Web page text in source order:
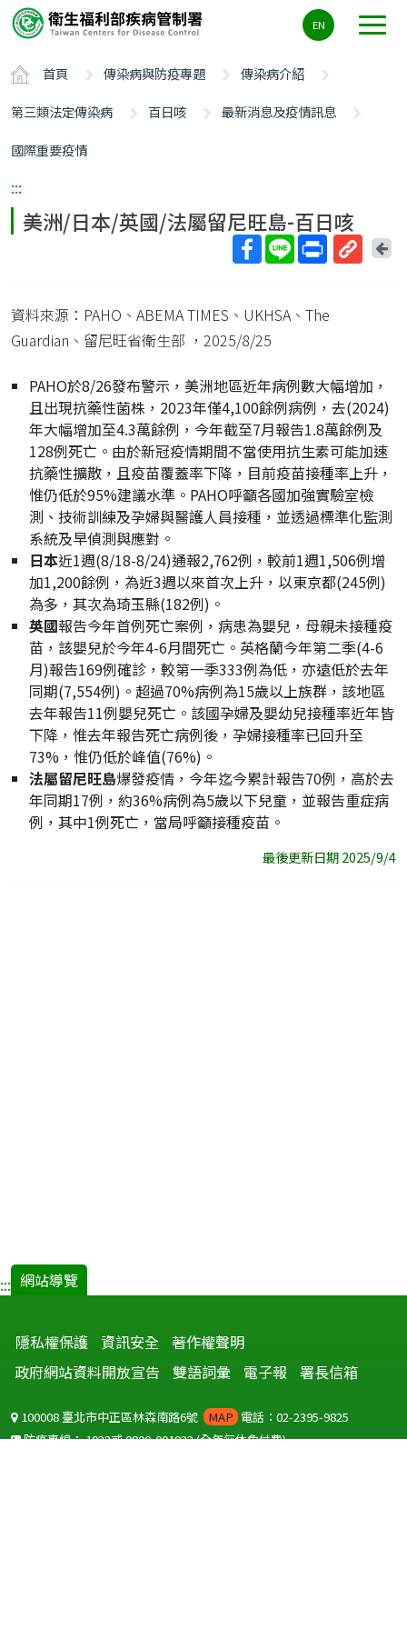
要
容
ALT+C
EN
首頁 傳染病與防疫專題
傳染病介紹
第三類法定傳染病
百日咳
最新消息及疫情訊息
國際重要疫情
:::
美洲/日本/英國/法屬留尼旺島-百日咳
回
資料來源：PAHO、ABEMA TIMES、UKHSA、The
Guardian、留尼旺省衛生部 ，2025/8/25
PAHO於8/26發布警示，美洲地區近年病例數大幅增加，
且出現抗藥性菌株，2023年僅4,100餘例病例，去(2024)
年大幅增加至4.3萬餘例，今年截至7月報告1.8萬餘例及
128例死亡。由於新冠疫情期間不當使用抗生素可能加速
抗藥性擴散，且疫苗覆蓋率下降，目前疫苗接種率上升，
惟仍低於95%建議水準。PAHO呼籲各國加強實驗室檢
測、技術訓練及孕婦與醫護人員接種，並透過標準化監測
系統及早偵測與應對。
日本近1週(8/18-8/24)通報2,762例，較前1週1,506例增
加1,200餘例，為近3週以來首次上升，以東京都(245例)
為多，其次為琦玉縣(182例)。
英國報告今年首例死亡案例，病患為嬰兒，母親未接種疫
苗，該嬰兒於今年4-6月間死亡。英格蘭今年第二季(4-6
月)報告169例確診，較第一季333例為低，亦遠低於去年
同期(7,554例)。超過70%病例為15歲以上族群，該地區
去年報告11例嬰兒死亡。該國孕婦及嬰幼兒接種率近年皆
下降，惟去年報告死亡病例後，孕婦接種率已回升至
73%，惟仍低於峰值(76%)。
法屬留尼旺島爆發疫情，今年迄今累計報告70例，高於去
年同期17例，約36%病例為5歲以下兒童，並報告重症病
例，其中1例死亡，當局呼籲接種疫苗。
最後更新日期 2025/9/4
::: 網站導覽
隱私權保護 資訊安全 著作權聲明
政府網站資料開放宣告
雙語詞彙 電子報 署長信箱
100008 臺北市中正區林森南路6號 MAP 電話：02-2395-9825
防疫專線：1922或0800-001922(全年無休免付費)